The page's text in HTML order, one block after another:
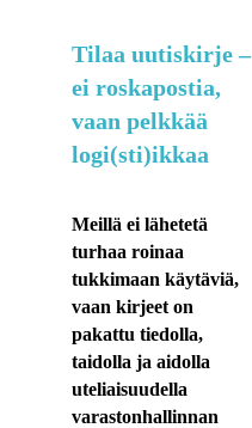
Tilaa uutiskirje –
ei roskapostia,
vaan pelkkää
logi(sti)ikkaa
Meillä ei lähetetä
turhaa roinaa
tukkimaan käytäviä,
vaan kirjeet on
pakattu tiedolla,
taidolla ja aidolla
uteliaisuudella
varastonhallinnan